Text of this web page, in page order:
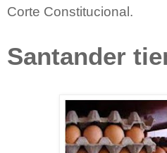
Corte Constitucional.
Santander